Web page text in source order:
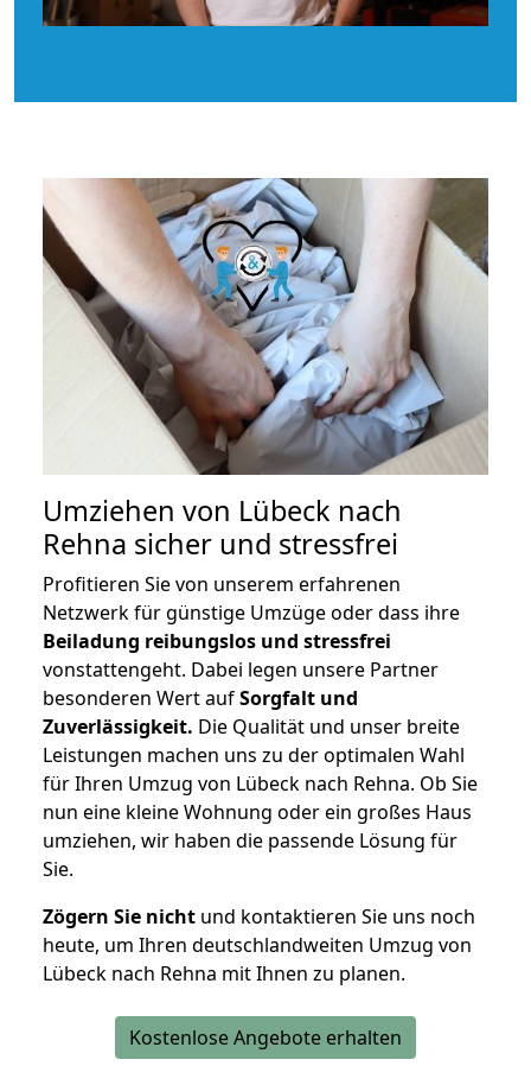
Umziehen von Lübeck nach
Rehna sicher und stressfrei
Profitieren Sie von unserem erfahrenen
Netzwerk für günstige Umzüge oder dass ihre
Beiladung reibungslos und stressfrei
vonstattengeht. Dabei legen unsere Partner
besonderen Wert aufSorgfalt und
Zuverlässigkeit. Die Qualität und unser breite
Leistungen machen uns zu der optimalen Wahl
für Ihren Umzug von Lübeck nach Rehna. Ob Sie
nun eine kleine Wohnung oder ein großes Haus
umziehen, wir haben die passende Lösung für
Sie.
Zögern Sie nicht und kontaktieren Sie uns noch
heute, um Ihren deutschlandweiten Umzug von
Lübeck nach Rehna mit Ihnen zu planen.
Kostenlose Angebote erhalten